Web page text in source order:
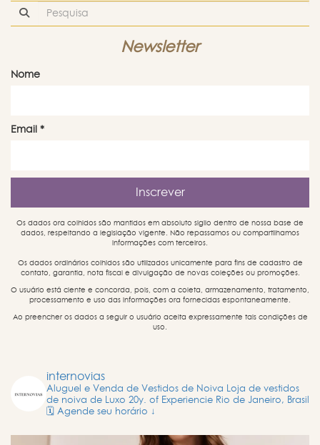
Newsletter
Nome
Email *
Os dados ora colhidos são mantidos em absoluto sigilo dentro de nossa base de
dados, respeitando a legislação vigente. Não repassamos ou compartilhamos
informações com terceiros.
Os dados ordinários colhidos são utilizados unicamente para fins de cadastro de
contato, garantia, nota fiscal e divulgação de novas coleções ou promoções.
O usuário está ciente e concorda, pois, com a coleta, armazenamento, tratamento,
processamento e uso das informações ora fornecidas espontaneamente.
Ao preencher os dados a seguir o usuário aceita expressamente tais condições de
uso.
internovias
Aluguel e Venda de Vestidos de Noiva Loja de vestidos
de noiva de Luxo 20y. of Experiencie Rio de Janeiro, Brasil
🗓️ Agende seu horário ↓